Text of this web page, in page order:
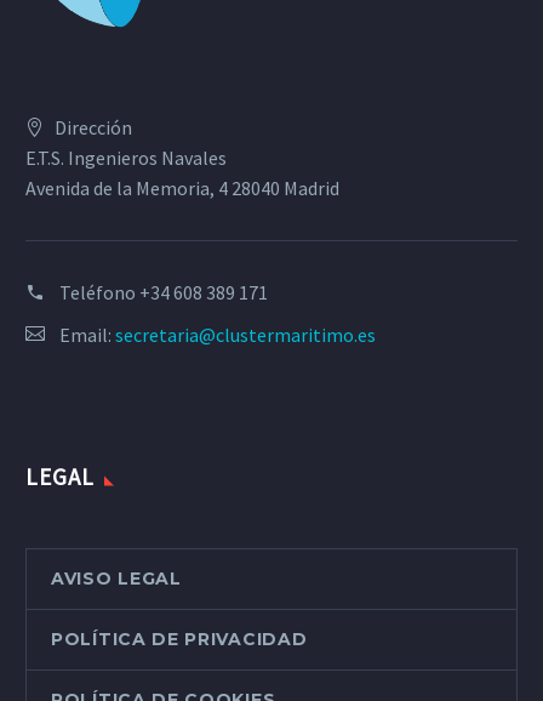
Dirección
E.T.S. Ingenieros Navales
Avenida de la Memoria, 4 28040 Madrid
Teléfono +34 608 389 171
Email: secretaria@clustermaritimo.es
LEGAL
AVISO LEGAL
POLÍTICA DE PRIVACIDAD